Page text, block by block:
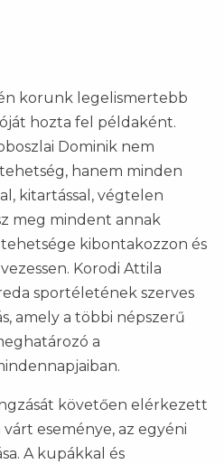
korunk legelismertebb
hozta fel példaként.
Dominik nem
hanem minden
kitartással, végtelen
meg mindent annak
kibontakozzon és
Korodi Attila
sportéletének szerves
amely a többi népszerű
a
követően elérkezett
eseménye, az egyéni
A kupákkal és